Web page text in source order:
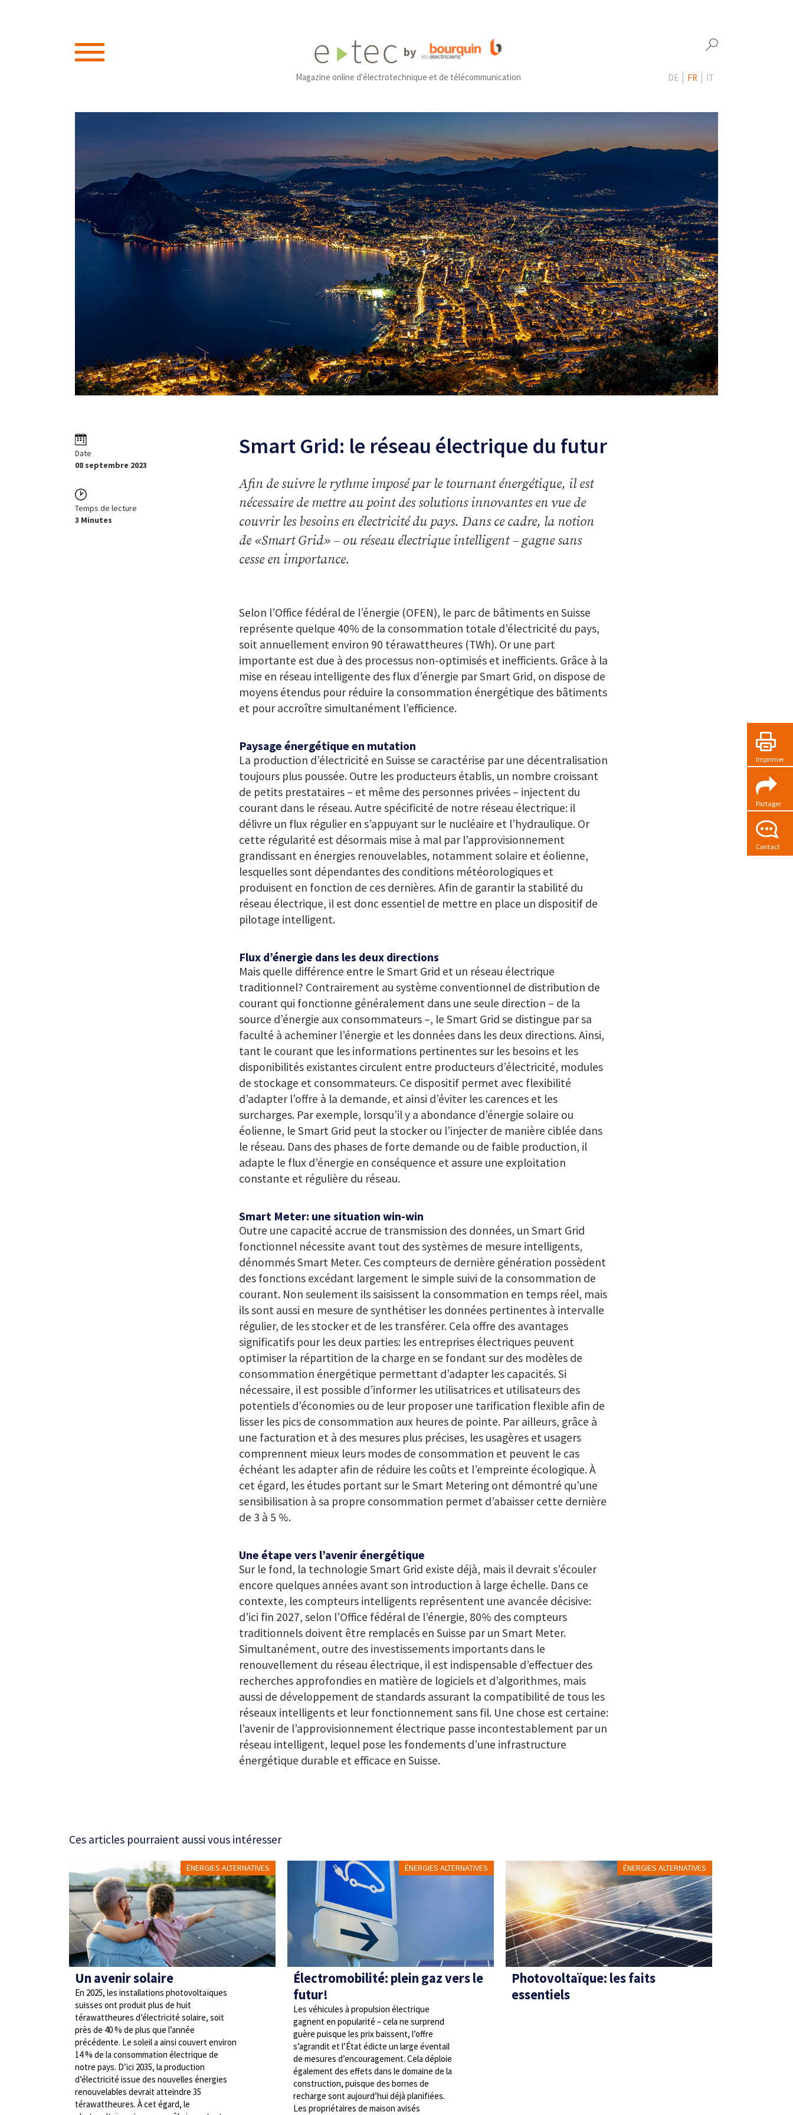
Imprimer
Partager
Contact
by
Magazine online d'électrotechnique et de télécommunication DE FR IT
Date
08 septembre 2023
Temps de lecture
3 Minutes
Smart Grid: le réseau électrique du futur
Afin de suivre le rythme imposé par le tournant énergétique, il est
nécessaire de mettre au point des solutions innovantes en vue de
couvrir les besoins en électricité du pays. Dans ce cadre, la notion
de «Smart Grid» – ou réseau électrique intelligent – gagne sans
cesse en importance.
Selon l’Office fédéral de l’énergie (OFEN), le parc de bâtiments en Suisse
représente quelque 40% de la consommation totale d’électricité du pays,
soit annuellement environ 90 térawattheures (TWh). Or une part
importante est due à des processus non-optimisés et inefficients. Grâce à la
mise en réseau intelligente des flux d’énergie par Smart Grid, on dispose de
moyens étendus pour réduire la consommation énergétique des bâtiments
et pour accroître simultanément l’efficience.
Paysage énergétique en mutation
La production d’électricité en Suisse se caractérise par une décentralisation
toujours plus poussée. Outre les producteurs établis, un nombre croissant
de petits prestataires – et même des personnes privées – injectent du
courant dans le réseau. Autre spécificité de notre réseau électrique: il
délivre un flux régulier en s’appuyant sur le nucléaire et l’hydraulique. Or
cette régularité est désormais mise à mal par l’approvisionnement
grandissant en énergies renouvelables, notamment solaire et éolienne,
lesquelles sont dépendantes des conditions météorologiques et
produisent en fonction de ces dernières. Afin de garantir la stabilité du
réseau électrique, il est donc essentiel de mettre en place un dispositif de
pilotage intelligent.
Flux d’énergie dans les deux directions
Mais quelle différence entre le Smart Grid et un réseau électrique
traditionnel? Contrairement au système conventionnel de distribution de
courant qui fonctionne généralement dans une seule direction – de la
source d’énergie aux consommateurs –, le Smart Grid se distingue par sa
faculté à acheminer l’énergie et les données dans les deux directions. Ainsi,
tant le courant que les informations pertinentes sur les besoins et les
disponibilités existantes circulent entre producteurs d’électricité, modules
de stockage et consommateurs. Ce dispositif permet avec flexibilité
d’adapter l’offre à la demande, et ainsi d’éviter les carences et les
surcharges. Par exemple, lorsqu’il y a abondance d’énergie solaire ou
éolienne, le Smart Grid peut la stocker ou l’injecter de manière ciblée dans
le réseau. Dans des phases de forte demande ou de faible production, il
adapte le flux d’énergie en conséquence et assure une exploitation
constante et régulière du réseau.
Smart Meter: une situation win-win
Outre une capacité accrue de transmission des données, un Smart Grid
fonctionnel nécessite avant tout des systèmes de mesure intelligents,
dénommés Smart Meter. Ces compteurs de dernière génération possèdent
des fonctions excédant largement le simple suivi de la consommation de
courant. Non seulement ils saisissent la consommation en temps réel, mais
ils sont aussi en mesure de synthétiser les données pertinentes à intervalle
régulier, de les stocker et de les transférer. Cela offre des avantages
significatifs pour les deux parties: les entreprises électriques peuvent
optimiser la répartition de la charge en se fondant sur des modèles de
consommation énergétique permettant d’adapter les capacités. Si
nécessaire, il est possible d’informer les utilisatrices et utilisateurs des
potentiels d’économies ou de leur proposer une tarification flexible afin de
lisser les pics de consommation aux heures de pointe. Par ailleurs, grâce à
une facturation et à des mesures plus précises, les usagères et usagers
comprennent mieux leurs modes de consommation et peuvent le cas
échéant les adapter afin de réduire les coûts et l’empreinte écologique. À
cet égard, les études portant sur le Smart Metering ont démontré qu’une
sensibilisation à sa propre consommation permet d’abaisser cette dernière
de 3 à 5 %.
Une étape vers l’avenir énergétique
Sur le fond, la technologie Smart Grid existe déjà, mais il devrait s’écouler
encore quelques années avant son introduction à large échelle. Dans ce
contexte, les compteurs intelligents représentent une avancée décisive:
d’ici fin 2027, selon l’Office fédéral de l’énergie, 80% des compteurs
traditionnels doivent être remplacés en Suisse par un Smart Meter.
Simultanément, outre des investissements importants dans le
renouvellement du réseau électrique, il est indispensable d’effectuer des
recherches approfondies en matière de logiciels et d’algorithmes, mais
aussi de développement de standards assurant la compatibilité de tous les
réseaux intelligents et leur fonctionnement sans fil. Une chose est certaine:
l’avenir de l’approvisionnement électrique passe incontestablement par un
réseau intelligent, lequel pose les fondements d’une infrastructure
énergétique durable et efficace en Suisse.
Ces articles pourraient aussi vous intéresser
ÉNERGIES ALTERNATIVES
Un avenir solaire
En 2025, les installations photovoltaïques
suisses ont produit plus de huit
térawattheures d’électricité solaire, soit
près de 40 % de plus que l’année
précédente. Le soleil a ainsi couvert environ
14 % de la consommation électrique de
notre pays. D’ici 2035, la production
d’électricité issue des nouvelles énergies
renouvelables devrait atteindre 35
térawattheures. À cet égard, le
ÉNERGIES ALTERNATIVES
Électromobilité: plein gaz vers le
futur!
Les véhicules à propulsion électrique
gagnent en popularité – cela ne surprend
guère puisque les prix baissent, l’offre
s’agrandit et l’État édicte un large éventail
de mesures d’encouragement. Cela déploie
également des effets dans le domaine de la
construction, puisque des bornes de
recharge sont aujourd’hui déjà planifiées.
Les propriétaires de maison avisés
ÉNERGIES ALTERNATIVES
Photovoltaïque: les faits
essentiels